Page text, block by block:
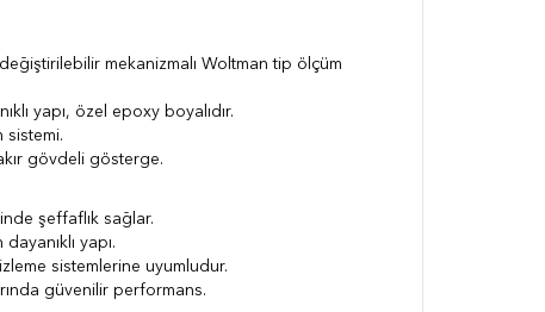
mekanizmalı Woltman tip ölçüm
yapı, özel epoxy boyalıdır.
sistemi.
gövdeli gösterge.
şeffaflık sağlar.
yapı.
sistemlerine uyumludur.
güvenilir performans.